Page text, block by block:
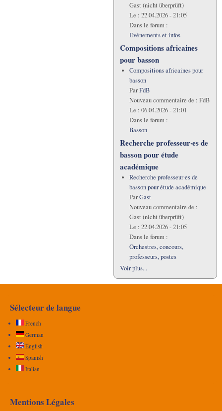
Gast (nicht überprüft)
Le : 22.04.2026 - 21:05
Dans le forum :
Evénements et infos
Compositions africaines
pour basson
Compositions africaines pour
basson
ParFdB
Nouveau commentaire de : FdB
Le : 06.04.2026 - 21:01
Dans le forum :
Basson
Recherche professeur·es de
basson pour étude
académique
Recherche professeur·es de
basson pour étude académique
ParGast
Nouveau commentaire de :
Gast (nicht überprüft)
Le : 22.04.2026 - 21:05
Dans le forum :
Orchestres, concours,
professeurs, postes
Voir plus...
Sélecteur de langue
French
German
English
Spanish
Italian
Mentions Légales